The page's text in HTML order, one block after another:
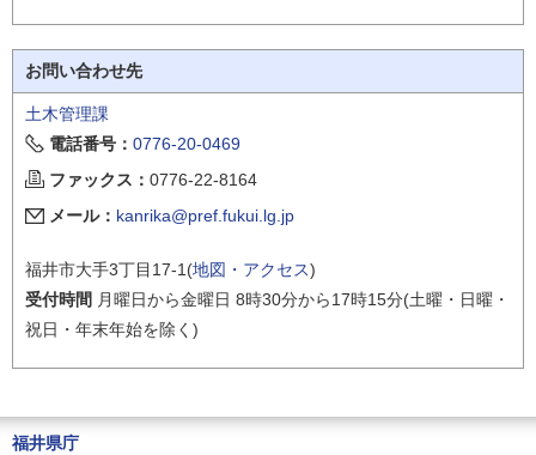
お問い合わせ先
土木管理課
電話番号： 0776-20-0469
ファックス： 0776-22-8164
メール： kanrika@pref.fukui.lg.jp
福井市大手3丁目17-1(地図・アクセス)
受付時間 月曜日から金曜日 8時30分から17時15分(土曜・日曜・
祝日・年末年始を除く)
福井県庁